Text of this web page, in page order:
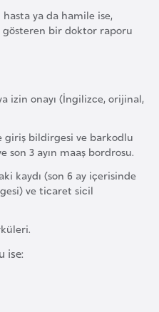
ya da hamile ise,
bir doktor raporu
izin onayı (İngilizce, orijinal,
giriş bildirgesi ve barkodlu
son 3 ayın maaş bordrosu.
kaydı (son 6 ay içerisinde
ve ticaret sicil
ise: